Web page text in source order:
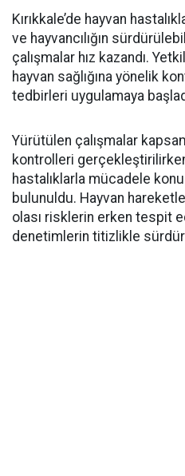
Kırıkkale’de hayvan
ve hayvancılığın
çalışmalar hız kazandı.
hayvan sağlığına yönelik
tedbirleri uygulamaya
Yürütülen çalışmalar
kontrolleri
hastalıklarla mücadele
bulunuldu. Hayvan
olası risklerin erken tespit
denetimlerin titizlikle